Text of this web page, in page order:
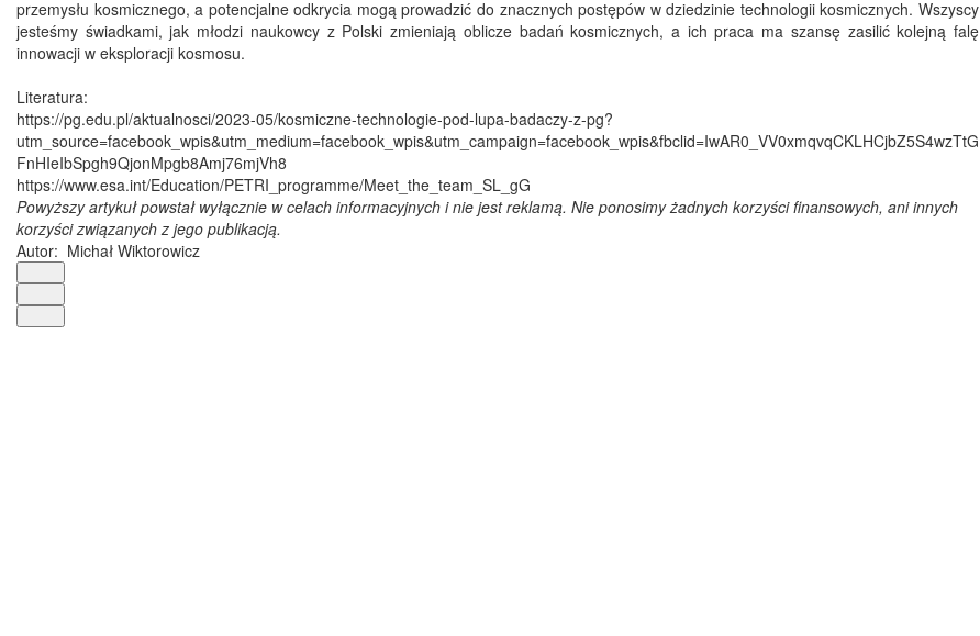
przemysłu kosmicznego, a potencjalne odkrycia mogą prowadzić do znacznych postępów w dziedzinie technologii kosmicznych. Wszyscy
jesteśmy świadkami, jak młodzi naukowcy z Polski zmieniają oblicze badań kosmicznych, a ich praca ma szansę zasilić kolejną falę
innowacji w eksploracji kosmosu.
Literatura:
https://pg.edu.pl/aktualnosci/2023-05/kosmiczne-technologie-pod-lupa-badaczy-z-pg?
utm_source=facebook_wpis&utm_medium=facebook_wpis&utm_campaign=facebook_wpis&fbclid=IwAR0_VV0xmqvqCKLHCjbZ5S4wzTtG
FnHIeIbSpgh9QjonMpgb8Amj76mjVh8
https://www.esa.int/Education/PETRI_programme/Meet_the_team_SL_gG
Powyższy artykuł powstał wyłącznie w celach informacyjnych i nie jest reklamą. Nie ponosimy żadnych korzyści finansowych, ani innych
korzyści związanych z jego publikacją.
Autor: Michał Wiktorowicz